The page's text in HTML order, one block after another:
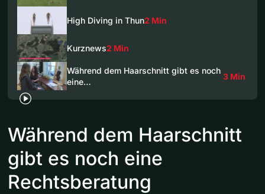
High Diving in Thun2 Min
Kurznews2 Min
Während dem Haarschnitt gibt es noch
eine…
3 Min
Während dem Haarschnitt
gibt es noch eine
Rechtsberatung